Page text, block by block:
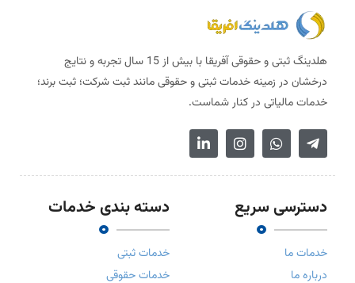
هلدینگ ثبتی و حقوقی آفریقا با بیش از 15 سال تجربه و نتایج
درخشان در زمینه خدمات ثبتی و حقوقی مانند ثبت شرکت؛ ثبت برند؛
خدمات مالیاتی در کنار شماست.
دسترسی سریع
خدمات ما
درباره ما
دسته بندی خدمات
خدمات ثبتی
خدمات حقوقی